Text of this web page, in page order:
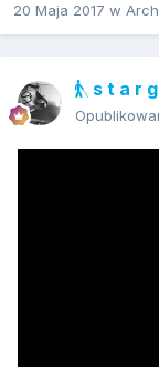
20 Maja 2017 w
s t a r